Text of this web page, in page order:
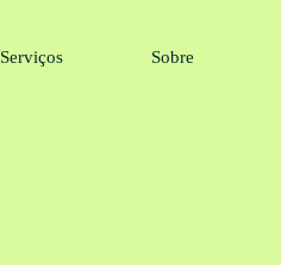
Serviços Sobre